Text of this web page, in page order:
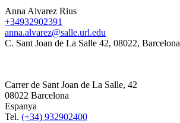
Anna Alvarez Rius
+34932902391
anna.alvarez@salle.url.edu
C. Sant Joan de La Salle 42, 08022, Barcelona
Carrer de Sant Joan de La Salle, 42
08022 Barcelona
Espanya
Tel. (+34) 932902400